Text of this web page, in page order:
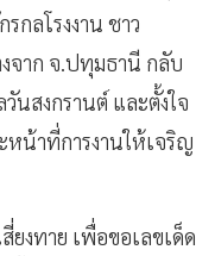
กลโรงงาน ชาว
จาก จ.ปทุมธานี กลับ
นสงกรานต์ และตั้งใจ
น้าที่การงานให้เจริญ
งทาย เพื่อขอเลขเด็ด